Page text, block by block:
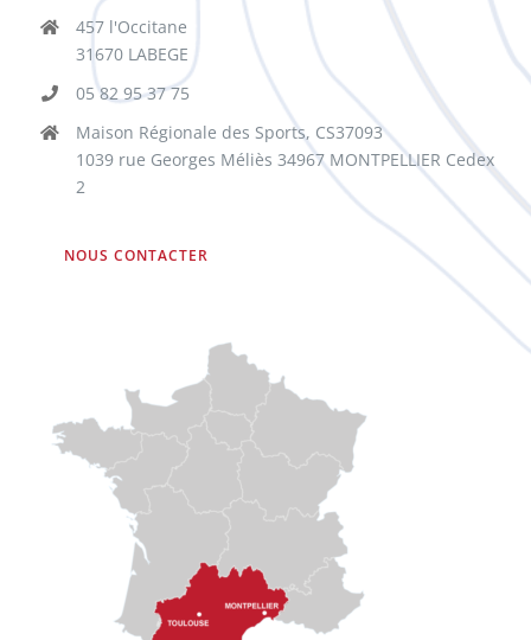
457 l'Occitane
31670 LABEGE
05 82 95 37 75
Maison Régionale des Sports, CS37093
1039 rue Georges Méliès 34967 MONTPELLIER Cedex
2
NOUS CONTACTER